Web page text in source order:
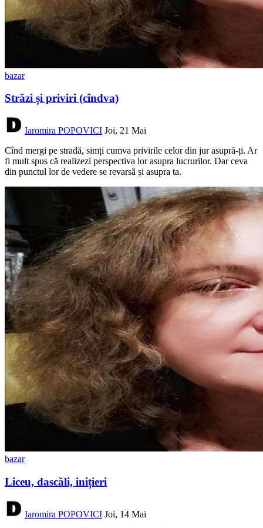
bazar
Străzi și priviri (cîndva)
Iaromira POPOVICI Joi, 21 Mai
Cînd mergi pe stradă, simți cumva privirile celor din jur asupră-ți. Ar
fi mult spus că realizezi perspectiva lor asupra lucrurilor. Dar ceva
din punctul lor de vedere se revarsă și asupra ta.
bazar
Liceu, dascăli, inițieri
Iaromira POPOVICI Joi, 14 Mai